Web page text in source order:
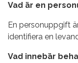
Vad är en
En personuppgift
identifiera en
Vad innebär